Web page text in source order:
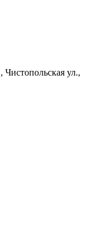
Чистопольская ул.,